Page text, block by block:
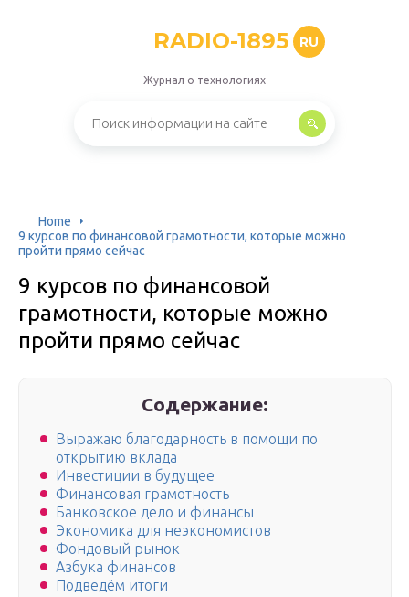
RADIO-1895 RU
Журнал о технологиях
Home
9 курсов по финансовой грамотности, которые можно
пройти прямо сейчас
9 курсов по финансовой
грамотности, которые можно
пройти прямо сейчас
Содержание:
Выражаю благодарность в помощи по
открытию вклада
Инвестиции в будущее
Финансовая грамотность
Банковское дело и финансы
Экономика для неэкономистов
Фондовый рынок
Азбука финансов
Подведём итоги